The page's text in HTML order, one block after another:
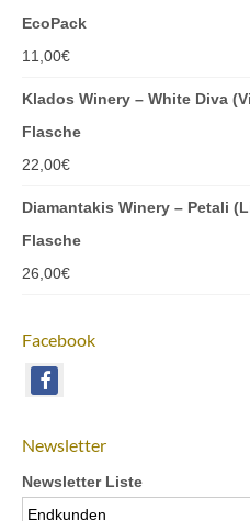
EcoPack
11,00€
Klados Winery – White Diva
Flasche
22,00€
Diamantakis Winery – Petali
Flasche
26,00€
Facebook
Newsletter
Newsletter Liste